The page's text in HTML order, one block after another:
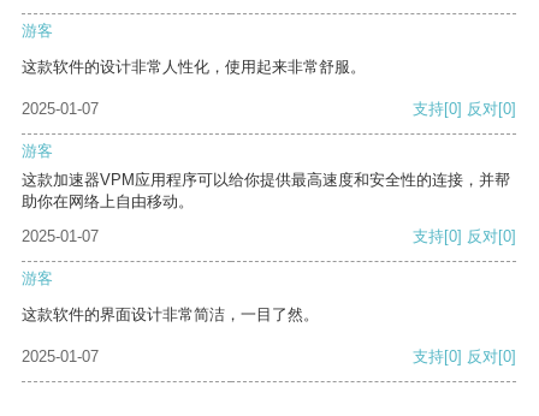
游客
这款软件的设计非常人性化，使用起来非常舒服。
2025-01-07 支持[0] 反对[0]
游客
这款加速器VPM应用程序可以给你提供最高速度和安全性的连接，并帮
助你在网络上自由移动。
2025-01-07
支持[0] 反对[0]
游客
这款软件的界面设计非常简洁，一目了然。
2025-01-07 支持[0] 反对[0]